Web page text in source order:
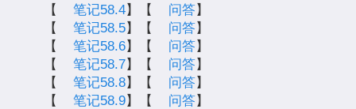
【
笔记58.4】【 问答】
【
笔记58.5】【 问答】
【
笔记58.6】【 问答】
【
笔记58.7】【 问答】
【
笔记58.8】【 问答】
【
笔记58.9】【 问答】